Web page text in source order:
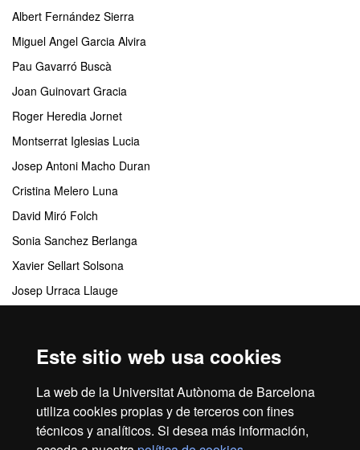
Este sitio web usa cookies
La web de la Universitat Autònoma de Barcelona
utiliza cookies propias y de terceros con fines
técnicos y analíticos. Si desea más información,
Albert Fernández Sierra
Miguel Angel Garcia Alvira
Pau Gavarró Buscà
Joan Guinovart Gracia
Roger Heredia Jornet
Montserrat Iglesias Lucia
Josep Antoni Macho Duran
Cristina Melero Luna
David Miró Folch
Sonia Sanchez Berlanga
Xavier Sellart Solsona
Josep Urraca Llauge
Centros responsables
FUAB Formación. Prevención y Seguridad Integral